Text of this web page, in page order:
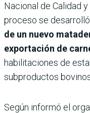
Nacional de Calidad y
proceso se
de un nuevo
exportación de
habilitaciones de
subproductos
Según informó el